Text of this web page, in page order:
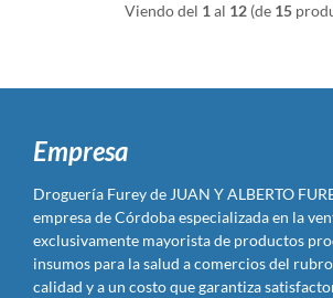
Viendo del 1 al 12(de 15
Empresa
Droguería Furey de JUAN Y ALBERTO
empresa de Córdoba especializada en la
exclusivamente mayorista de productos
insumos para la salud a comercios del
calidad y a un costo que garantiza